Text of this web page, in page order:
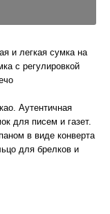
и легкая сумка на
с регулировкой
Аутентичная
для писем и газет.
в виде конверта
для брелков и